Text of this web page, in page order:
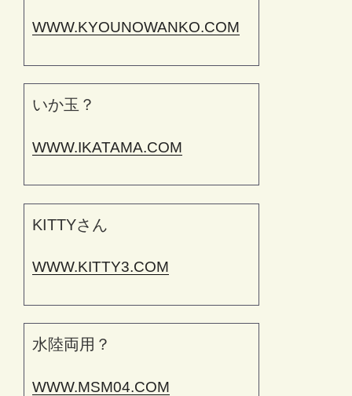
WWW.KYOUNOWANKO.COM
いか玉？
WWW.IKATAMA.COM
KITTYさん
WWW.KITTY3.COM
水陸両用？
WWW.MSM04.COM